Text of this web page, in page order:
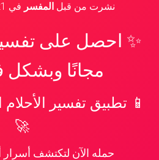
نشرت من قبل المفسر في 21
✨ احصل على
مجانًا
🚀
حمله الآن لتكتشف أسرار